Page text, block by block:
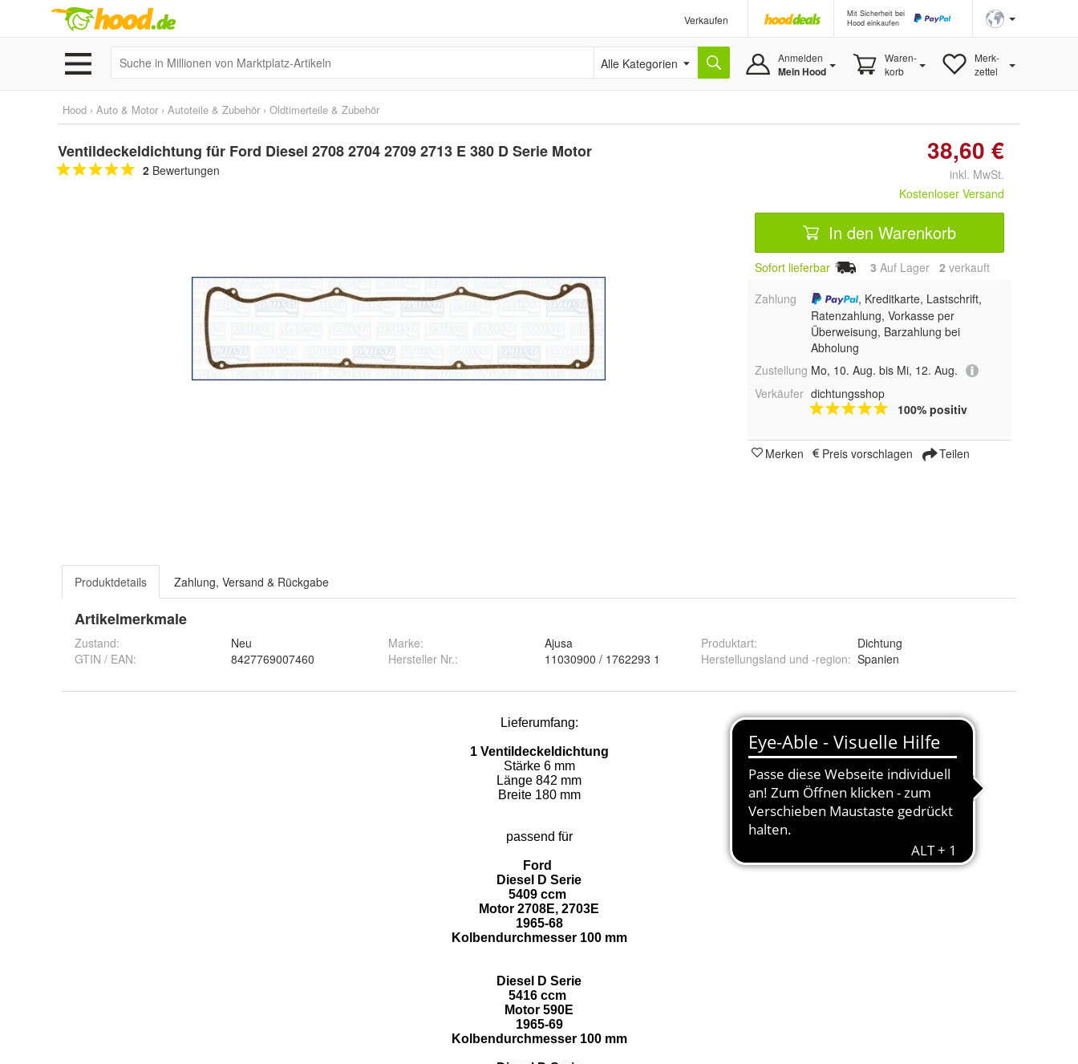
Verkaufen
Mit Sicherheit bei
Hood einkaufen
Alle Kategorien Anmelden
Mein Hood
Waren-
korb
Merk-
zettel
Hood › Auto & Motor › Autoteile & Zubehör › Oldtimerteile & Zubehör
Ventildeckeldichtung für Ford Diesel 2708 2704 2709 2713 E 380 D Serie Motor
2 Bewertungen
38,60 €
inkl. MwSt.
Kostenloser Versand
In den Warenkorb
Sofort lieferbar 3 Auf Lager 2 verkauft
Zahlung
, Kreditkarte, Lastschrift,
Ratenzahlung, Vorkasse per
Überweisung, Barzahlung bei
Abholung
Zustellung Mo, 10. Aug. bis Mi, 12. Aug.
Verkäufer dichtungsshop
100% positiv
Merken Preis vorschlagen Teilen
Produktdetails Zahlung, Versand & Rückgabe
Artikelmerkmale
Zustand:
Neu
GTIN / EAN:
8427769007460
Marke:
Ajusa
Hersteller Nr.:
11030900 / 1762293 1
Produktart:
Dichtung
Herstellungsland und -region: Spanien